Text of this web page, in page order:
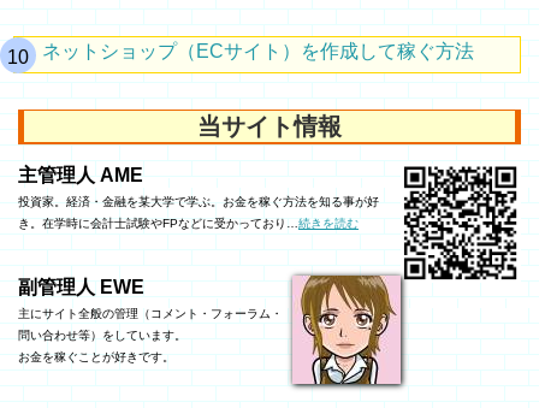
ネットショップ（ECサイト）を作成して稼ぐ方法
当サイト情報
主管理人 AME
投資家。経済・金融を某大学で学ぶ。お金を稼ぐ方法を知る事が好
き。在学時に会計士試験やFPなどに受かっており…続きを読む
副管理人 EWE
主にサイト全般の管理（コメント・フォーラム・
問い合わせ等）をしています。
お金を稼ぐことが好きです。